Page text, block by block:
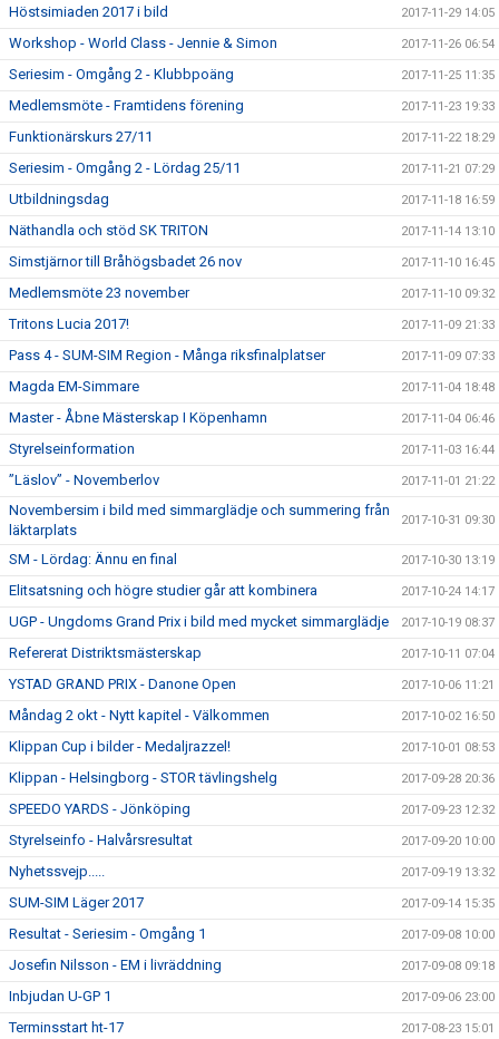
Höstsimiaden 2017 i bild 2017-11-29 14:05
Workshop - World Class - Jennie & Simon 2017-11-26 06:54
Seriesim - Omgång 2 - Klubbpoäng 2017-11-25 11:35
Medlemsmöte - Framtidens förening 2017-11-23 19:33
Funktionärskurs 27/11 2017-11-22 18:29
Seriesim - Omgång 2 - Lördag 25/11 2017-11-21 07:29
Utbildningsdag 2017-11-18 16:59
Näthandla och stöd SK TRITON 2017-11-14 13:10
Simstjärnor till Bråhögsbadet 26 nov 2017-11-10 16:45
Medlemsmöte 23 november 2017-11-10 09:32
Tritons Lucia 2017! 2017-11-09 21:33
Pass 4 - SUM-SIM Region - Många riksfinalplatser 2017-11-09 07:33
Magda EM-Simmare 2017-11-04 18:48
Master - Åbne Mästerskap I Köpenhamn 2017-11-04 06:46
Styrelseinformation 2017-11-03 16:44
”Läslov” - Novemberlov 2017-11-01 21:22
Novembersim i bild med simmarglädje och summering från
läktarplats
2017-10-31 09:30
SM - Lördag: Ännu en final 2017-10-30 13:19
Elitsatsning och högre studier går att kombinera 2017-10-24 14:17
UGP - Ungdoms Grand Prix i bild med mycket simmarglädje 2017-10-19 08:37
Refererat Distriktsmästerskap 2017-10-11 07:04
YSTAD GRAND PRIX - Danone Open 2017-10-06 11:21
Måndag 2 okt - Nytt kapitel - Välkommen 2017-10-02 16:50
Klippan Cup i bilder - Medaljrazzel! 2017-10-01 08:53
Klippan - Helsingborg - STOR tävlingshelg 2017-09-28 20:36
SPEEDO YARDS - Jönköping 2017-09-23 12:32
Styrelseinfo - Halvårsresultat 2017-09-20 10:00
Nyhetssvejp..... 2017-09-19 13:32
SUM-SIM Läger 2017 2017-09-14 15:35
Resultat - Seriesim - Omgång 1 2017-09-08 10:00
Josefin Nilsson - EM i livräddning 2017-09-08 09:18
Inbjudan U-GP 1 2017-09-06 23:00
Terminsstart ht-17 2017-08-23 15:01